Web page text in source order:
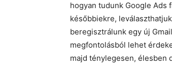
hogyan tudunk Google Ads
későbbiekre,
beregisztrálunk egy új
megfontolásból lehet
majd ténylegesen, élesben